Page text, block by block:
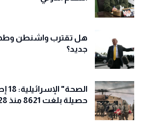
هل تقترب واشنطن
جديد؟
حصيلة بلغت 8621 منذ 28 شباط